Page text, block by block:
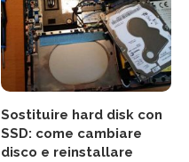
Sostituire hard disk con
SSD: come cambiare
disco e reinstallare